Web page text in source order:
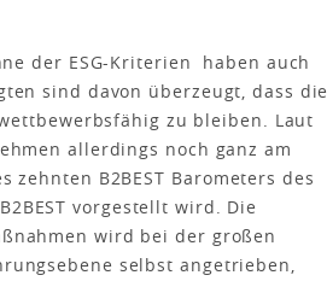
der ESG-Kriterien haben auch
sind davon überzeugt, dass die
zu bleiben. Laut
allerdings noch ganz am
zehnten B2BEST Barometers des
vorgestellt wird. Die
wird bei der großen
selbst angetrieben,